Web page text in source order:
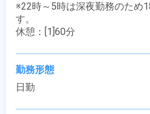
※22時～5時は深夜勤務のため
す。
休憩：[1]60分
勤務形態
日勤